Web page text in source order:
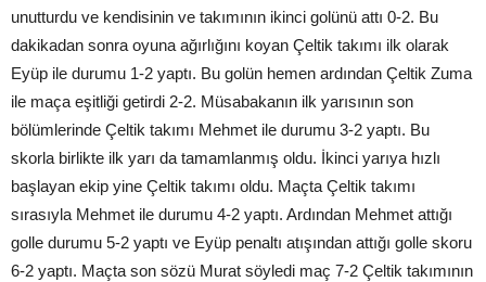
unutturdu ve kendisinin ve takımının ikinci golünü attı 0-2. Bu
dakikadan sonra oyuna ağırlığını koyan Çeltik takımı ilk olarak
Eyüp ile durumu 1-2 yaptı. Bu golün hemen ardından Çeltik Zuma
ile maça eşitliği getirdi 2-2. Müsabakanın ilk yarısının son
bölümlerinde Çeltik takımı Mehmet ile durumu 3-2 yaptı. Bu
skorla birlikte ilk yarı da tamamlanmış oldu. İkinci yarıya hızlı
başlayan ekip yine Çeltik takımı oldu. Maçta Çeltik takımı
sırasıyla Mehmet ile durumu 4-2 yaptı. Ardından Mehmet attığı
golle durumu 5-2 yaptı ve Eyüp penaltı atışından attığı golle skoru
6-2 yaptı. Maçta son sözü Murat söyledi maç 7-2 Çeltik takımının